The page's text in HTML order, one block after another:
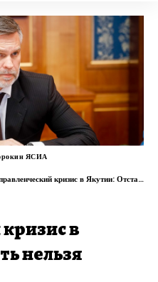
ЯСИА
кризис в Якутии: Отставить нельзя оставить
в
нельзя